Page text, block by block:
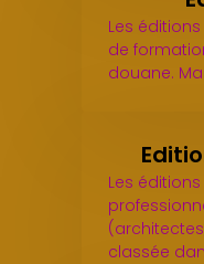
Les
de
douane.
Les
classée